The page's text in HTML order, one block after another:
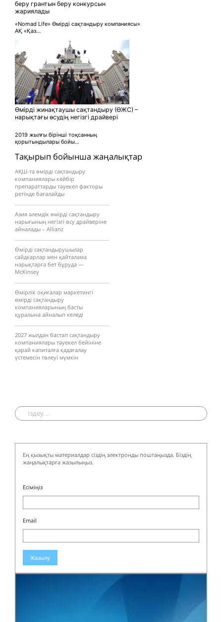
Тақырып бойынша жаңалықтар
АҚШ-та өмірді сақтандыру
компаниялары кейбір
препараттарды тәуекел факторы
ретінде бағалайды
Азия әлемдік өмірді сақтандыру
нарығының негізгі өсу драйверіне
айналады – Allianz
Өмірді сақтандырушылар
сайдкарлар мен қайталама
нарықтарға бет бұруда —
McKinsey
Өмірлік оқиғалар маркетингі
өмірді сақтандыру
компанияларының басты
құралына айналып келеді
2027 жылдан бастап сақтандыру
компаниялары тәуекел бейініне
қарай капиталға қадағалау
үстемесін төлеуі мүмкін
беру грантын беру конкурсын
жариялады
«Nomad Life» Өмірді сақтандыру компаниясы»
АҚ «Қаз...
Өмірді жинақтаушы сақтандыру (ӨЖС) –
нарықтағы өсудің негізгі драйвері
2019 жылғы бірінші тоқсанның
қорытындылары бойы...
Ең қызықты материалдар сіздің электронды поштаңызда. Біздің
жаңалықтарға жазылыңыз.
Есіміңіз
Email
Жазылу